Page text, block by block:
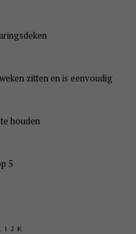
zitten en is eenvoudig
houden
5